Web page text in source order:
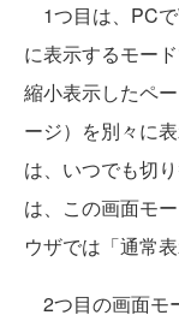
1つ目は、PC
に表示するモー
縮小表示したペ
ージ）を別々に
は、いつでも切
は、この画面モ
ウザでは「通常
2つ目の画面モ